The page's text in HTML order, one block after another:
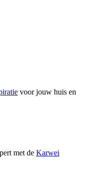
voor jouw huis en
met de Karwei